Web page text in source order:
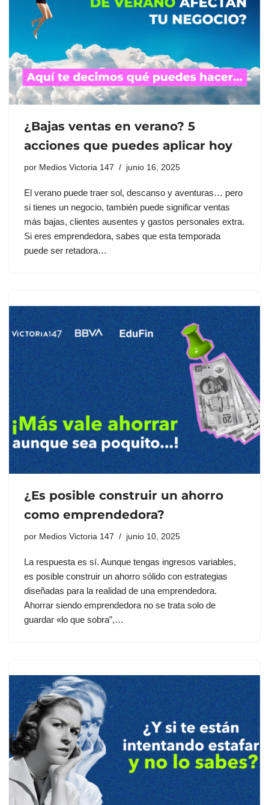
¿Bajas ventas en verano? 5
acciones que puedes aplicar hoy
por Medios Victoria 147 junio 16, 2025
El verano puede traer sol, descanso y aventuras… pero
si tienes un negocio, también puede significar ventas
más bajas, clientes ausentes y gastos personales extra.
Si eres emprendedora, sabes que esta temporada
puede ser retadora…
¿Es posible construir un ahorro
como emprendedora?
por Medios Victoria 147 junio 10, 2025
La respuesta es sí. Aunque tengas ingresos variables,
es posible construir un ahorro sólido con estrategias
diseñadas para la realidad de una emprendedora.
Ahorrar siendo emprendedora no se trata solo de
guardar «lo que sobra”,…